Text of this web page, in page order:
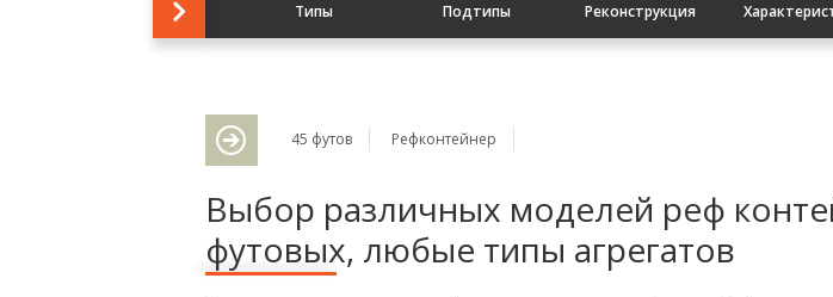
Типы Подтипы Реконструкция
45 футов Рефконтейнер
Выбор различных моделей реф
футовых, любые типы агрегатов